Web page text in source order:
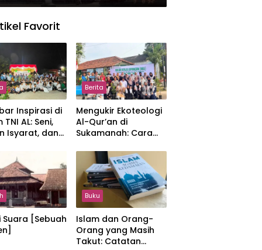
Favorit
Inspirasi di
TNI AL: Seni,
Isyarat, dan
Berita
Mengukir Ekoteologi
Al-Qur’an di
Sukamanah: Cara
Jakarta Menjaga
Bumi Jonggol
Suara [Sebuah
Buku
Islam dan Orang-
Orang yang Masih
Takut: Catatan